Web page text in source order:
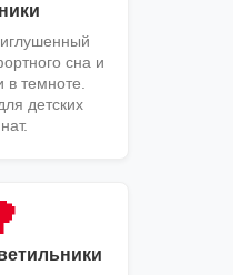
сна и
в темноте.
детских